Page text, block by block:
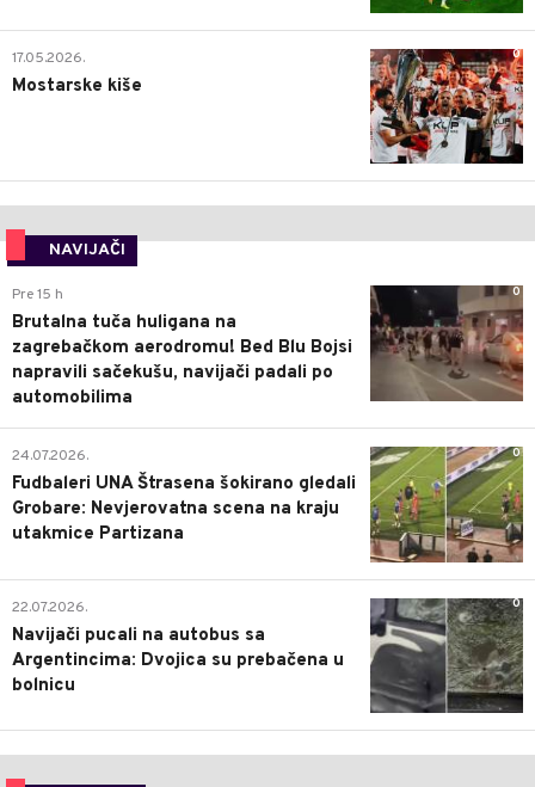
0
17.05.2026.
Mostarske kiše
NAVIJAČI
0
Pre 15 h
Brutalna tuča huligana na
zagrebačkom aerodromu! Bed Blu Bojsi
napravili sačekušu, navijači padali po
automobilima
0
24.07.2026.
Fudbaleri UNA Štrasena šokirano gledali
Grobare: Nevjerovatna scena na kraju
utakmice Partizana
0
22.07.2026.
Navijači pucali na autobus sa
Argentincima: Dvojica su prebačena u
bolnicu